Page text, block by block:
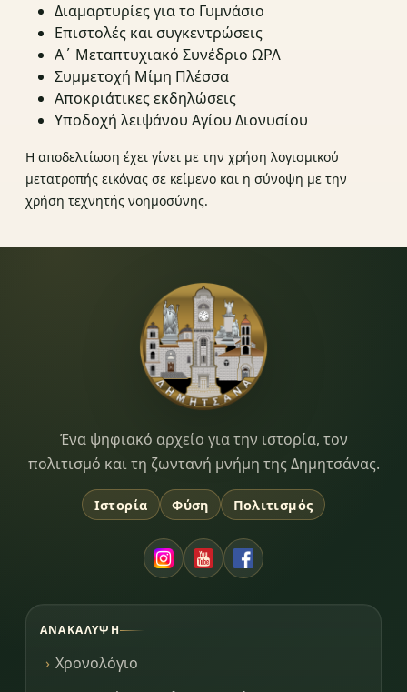
Διαμαρτυρίες για το Γυμνάσιο
Επιστολές και συγκεντρώσεις
Α΄ Μεταπτυχιακό Συνέδριο ΩΡΛ
Συμμετοχή Μίμη Πλέσσα
Αποκριάτικες εκδηλώσεις
Υποδοχή λειψάνου Αγίου Διονυσίου
Η αποδελτίωση έχει γίνει με την χρήση λογισμικού
μετατροπής εικόνας σε κείμενο και η σύνοψη με την
χρήση τεχνητής νοημοσύνης.
Dimitsana.gr
Ένα ψηφιακό αρχείο για την ιστορία, τον
πολιτισμό και τη ζωντανή μνήμη της Δημητσάνας.
Ιστορία Φύση Πολιτισμός
ΑΝΑΚΆΛΥΨΗ
Χρονολόγιο